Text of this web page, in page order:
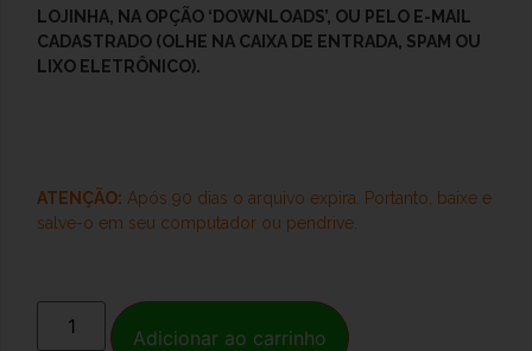
LOJINHA, NA OPÇÃO ‘DOWNLOADS’, OU PELO E-MAIL
CADASTRADO (OLHE NA CAIXA DE ENTRADA, SPAM OU
LIXO ELETRÔNICO).
ATENÇÃO: Após 90 dias o arquivo expira. Portanto, baixe e
salve-o em seu computador ou pendrive.
Adicionar ao carrinho